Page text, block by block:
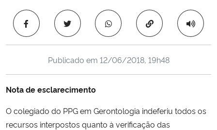
Ministério da Cidadania
Ministério da Saúde
Ministério de Minas e Energia
Ministério da Ciência, Tecnologia, Inovações e Comunicações
Ministério do Meio Ambiente
Copiar para área
Publicado em 12/06/2018, 19h48
Nota de esclarecimento
O colegiado do PPG em Gerontologia indeferiu todos os
recursos interpostos quanto à verificação das